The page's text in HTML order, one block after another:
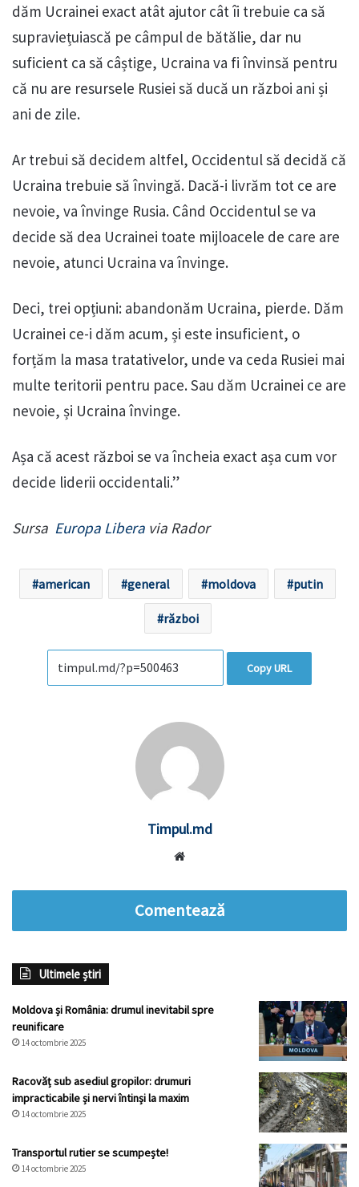
dăm Ucrainei exact atât ajutor cât îi trebuie ca să
supraviețuiască pe câmpul de bătălie, dar nu
suficient ca să câștige, Ucraina va fi învinsă pentru
că nu are resursele Rusiei să ducă un război ani și
ani de zile.
Ar trebui să decidem altfel, Occidentul să decidă că
Ucraina trebuie să învingă. Dacă-i livrăm tot ce are
nevoie, va învinge Rusia. Când Occidentul se va
decide să dea Ucrainei toate mijloacele de care are
nevoie, atunci Ucraina va învinge.
Deci, trei opțiuni: abandonăm Ucraina, pierde. Dăm
Ucrainei ce-i dăm acum, și este insuficient, o
forțăm la masa tratativelor, unde va ceda Rusiei mai
multe teritorii pentru pace. Sau dăm Ucrainei ce are
nevoie, și Ucraina învinge.
Așa că acest război se va încheia exact așa cum vor
decide liderii occidentali.”
Sursa Europa Libera via Rador
american general moldova putin
război
Copy URL
Timpul.md
Comentează
Ultimele știri
Moldova și România: drumul inevitabil spre
reunificare
14 octombrie 2025
Racovăț sub asediul gropilor: drumuri
impracticabile și nervi întinși la maxim
14 octombrie 2025
Transportul rutier se scumpește!
14 octombrie 2025